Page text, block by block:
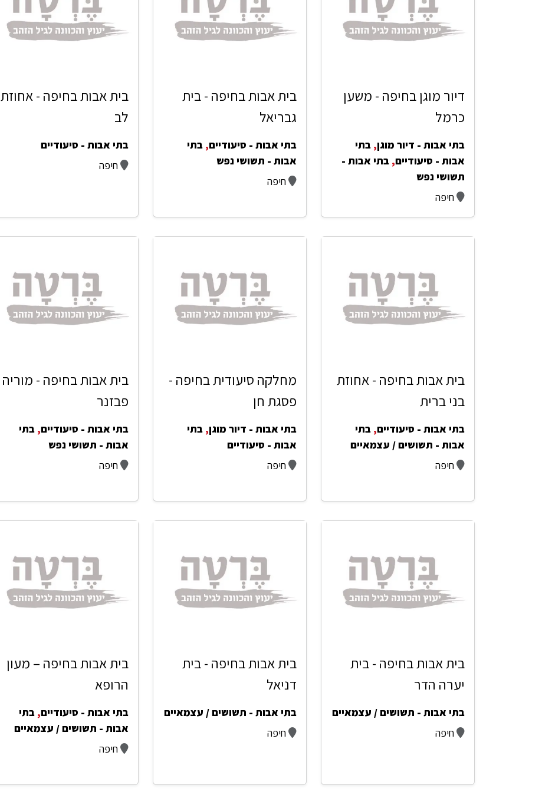
דיור מוגן בחיפה - משען
כרמל
בתי אבות - דיור מוגן, בתי
אבות - סיעודיים, בתי אבות -
תשושי נפש
חיפה
בית אבות בחיפה - בית
גבריאל
בתי אבות - סיעודיים, בתי
אבות - תשושי נפש
חיפה
בית אבות בחיפה - אחוזת
לב
בתי אבות - סיעודיים
חיפה
בית אבות בחיפה - אחוזת
בני ברית
בתי אבות - סיעודיים, בתי
אבות - תשושים / עצמאיים
חיפה
מחלקה סיעודית בחיפה -
פסגת חן
בתי אבות - דיור מוגן, בתי
אבות - סיעודיים
חיפה
בית אבות בחיפה - מוריה
פבזנר
בתי אבות - סיעודיים, בתי
אבות - תשושי נפש
חיפה
בית אבות בחיפה - בית
יערה הדר
בתי אבות - תשושים / עצמאיים
חיפה
בית אבות בחיפה - בית
דניאל
בתי אבות - תשושים / עצמאיים
חיפה
בית אבות בחיפה – מעון
הרופא
בתי אבות - סיעודיים, בתי
אבות - תשושים / עצמאיים
חיפה